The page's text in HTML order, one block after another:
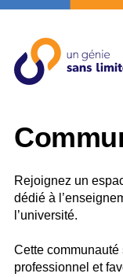
Rejoignez un
dédié à
l’université.
Cette
professionnel et